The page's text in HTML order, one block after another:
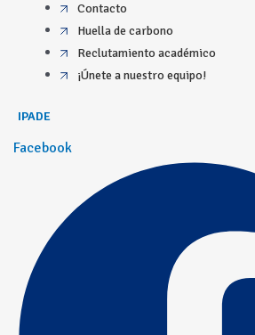
Contacto
Huella de carbono
Reclutamiento académico
¡Únete a nuestro equipo!
IPADE
Facebook